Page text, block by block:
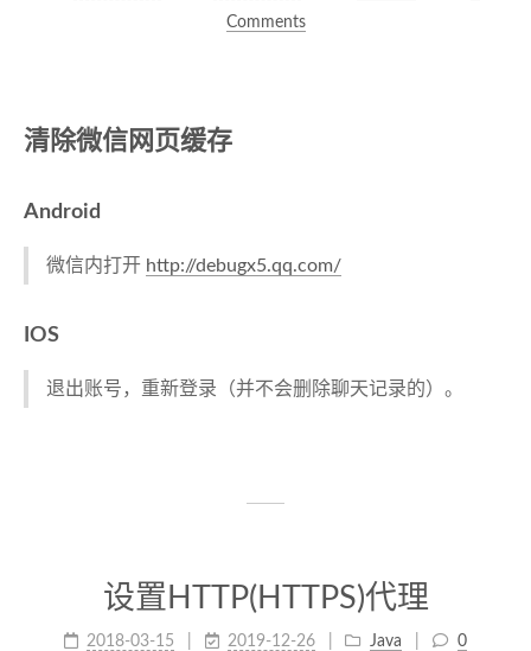
Comments
清除微信网页缓存
Android
微信内打开 http://debugx5.qq.com/
IOS
退出账号，重新登录（并不会删除聊天记录的）。
设置HTTP(HTTPS)代理
2018-03-15 2019-12-26 Java
0